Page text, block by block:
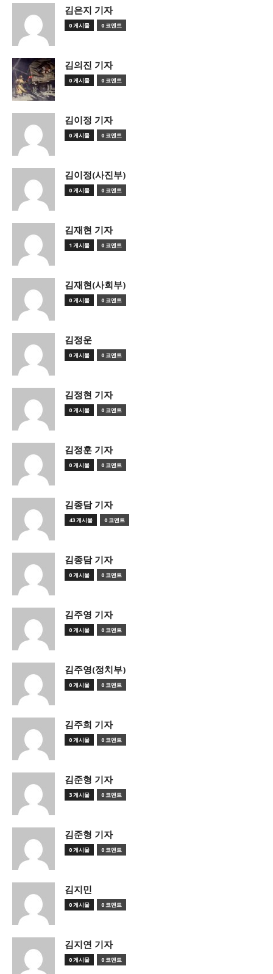
김은지 기자
0 게시물 0 코멘트
김의진 기자
0 게시물 0 코멘트
김이정 기자
0 게시물 0 코멘트
김이정(사진부)
0 게시물 0 코멘트
김재현 기자
1 게시물 0 코멘트
김재현(사회부)
0 게시물 0 코멘트
김정운
0 게시물 0 코멘트
김정현 기자
0 게시물 0 코멘트
김정훈 기자
0 게시물 0 코멘트
김종담 기자
43 게시물 0 코멘트
김종담 기자
0 게시물 0 코멘트
김주영 기자
0 게시물 0 코멘트
김주영(정치부)
0 게시물 0 코멘트
김주희 기자
0 게시물 0 코멘트
김준형 기자
3 게시물 0 코멘트
김준형 기자
0 게시물 0 코멘트
김지민
0 게시물 0 코멘트
김지연 기자
0 게시물 0 코멘트